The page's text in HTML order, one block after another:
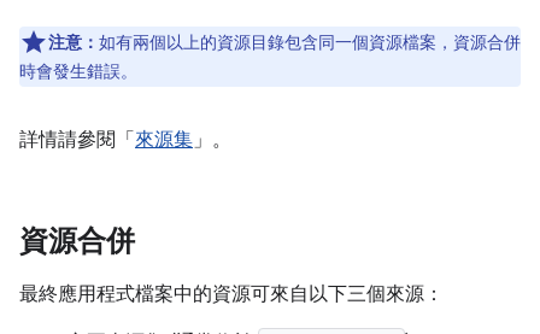
注意： 如有兩個以上的資源目錄包含同一個資源檔案，資源合併
時會發生錯誤。
詳情請參閱「 來源集」。
資源合併
最終應用程式檔案中的資源可來自以下三個來源：